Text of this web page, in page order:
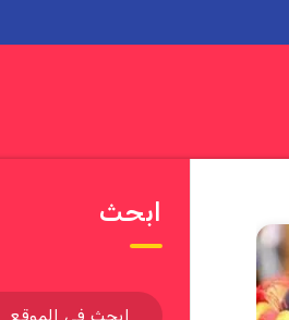
ابحث